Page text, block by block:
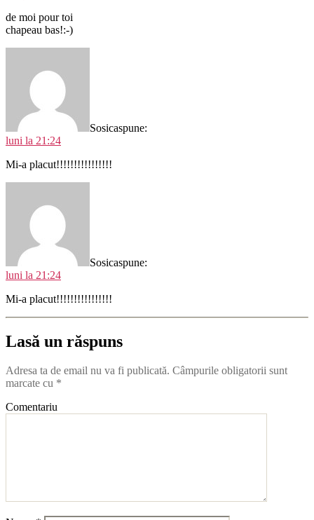
de moi pour toi
chapeau bas!:-)
Sosicaspune:
luni la 21:24
Mi-a placut!!!!!!!!!!!!!!!!
Sosicaspune:
luni la 21:24
Mi-a placut!!!!!!!!!!!!!!!!
Lasă un răspuns
Adresa ta de email nu va fi publicată. Câmpurile obligatorii sunt
marcate cu *
Comentariu